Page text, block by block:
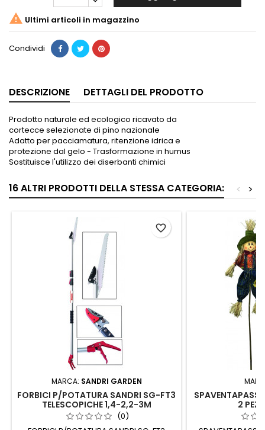
 Ultimi articoli in magazzino
Condividi
DESCRIZIONE DETTAGLI DEL PRODOTTO
Prodotto naturale ed ecologico ricavato da
cortecce selezionate di pino nazionale
Adatto per pacciamatura, ritenzione idrica e
protezione dal gelo - Trasformazione in humus
Sostituisce l'utilizzo dei diserbanti chimici
16 ALTRI PRODOTTI DELLA STESSA CATEGORIA: >
<
MARCA: SANDRI GARDEN
FORBICI P/POTATURA SANDRI SG-FT3
TELESCOPICHE 1,4-2,2-3M
(0)
favorite_border
2